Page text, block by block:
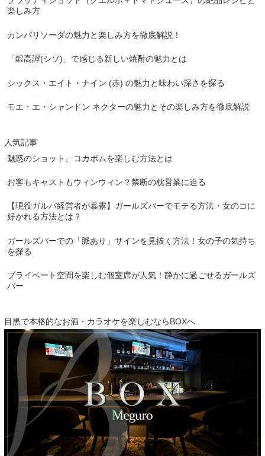
楽しみ方
カンパリソーダの魅力と楽しみ方を徹底解説！
「鍛高譚(シソ)」で感じる新しい焼酎の魅力とは
シックス・エイト・ナイン (赤) の魅力と味わい深さを探る
モエ・エ・シャンドン ネクターの魅力とその楽しみ方を徹底解説
人気記事
魅惑のショット、コカボムを楽しむ方法とは
お客もキャストもウィンウィン？禁断の枕営業に迫る
【現役ガルバ経営者が暴露】ガールズバーでモテる方法・女のコに
好かれる方法とは？
ガールズバーでの「脈あり」サインを見抜く方法！女の子の気持ち
を探る
プライベート空間を楽しむ個室席が人気！静かに過ごせるガールズ
バー
目黒で本格的なお酒・カラオケを楽しむならBOXへ